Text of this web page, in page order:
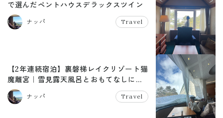
で選んだペントハウスデラックスツイン
ナッパ Travel
【2年連続宿泊】裏磐梯レイクリゾート猫
魔離宮｜雪見露天風呂とおもてなしに惹
かれて再訪
ナッパ Travel